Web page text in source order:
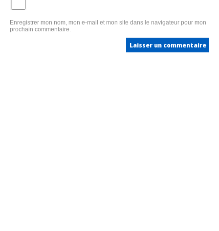
Enregistrer mon nom, mon e-mail et mon site dans le navigateur pour mon
prochain commentaire.